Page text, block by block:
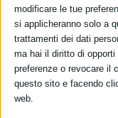
modificare le tue
si applicheranno solo a
trattamenti dei dati
ma hai il diritto di
preferenze o revocare il
questo sito e facendo
web.